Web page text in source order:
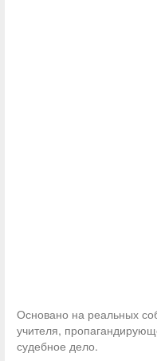
Основано на реальных
учителя,
судебное дело.